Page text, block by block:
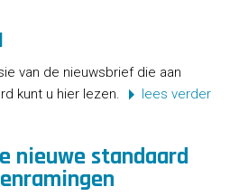
van de nieuwsbrief die aan
kunt u hier lezen.
lees verder
nieuwe standaard